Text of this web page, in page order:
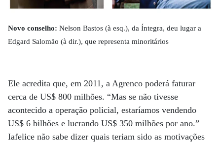
Novo conselho: Nelson Bastos (à esq.), da Íntegra, deu lugar a
Edgard Salomão (à dir.), que representa minoritários
Ele acredita que, em 2011, a Agrenco poderá faturar
cerca de US$ 800 milhões. “Mas se não tivesse
acontecido a operação policial, estaríamos vendendo
US$ 6 bilhões e lucrando US$ 350 milhões por ano.”
Iafelice não sabe dizer quais teriam sido as motivações